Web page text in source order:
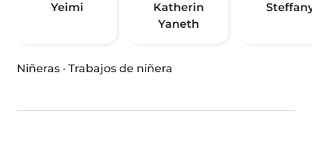
Yeimi
Katherin
Yaneth
Niñeras · Trabajos de niñera